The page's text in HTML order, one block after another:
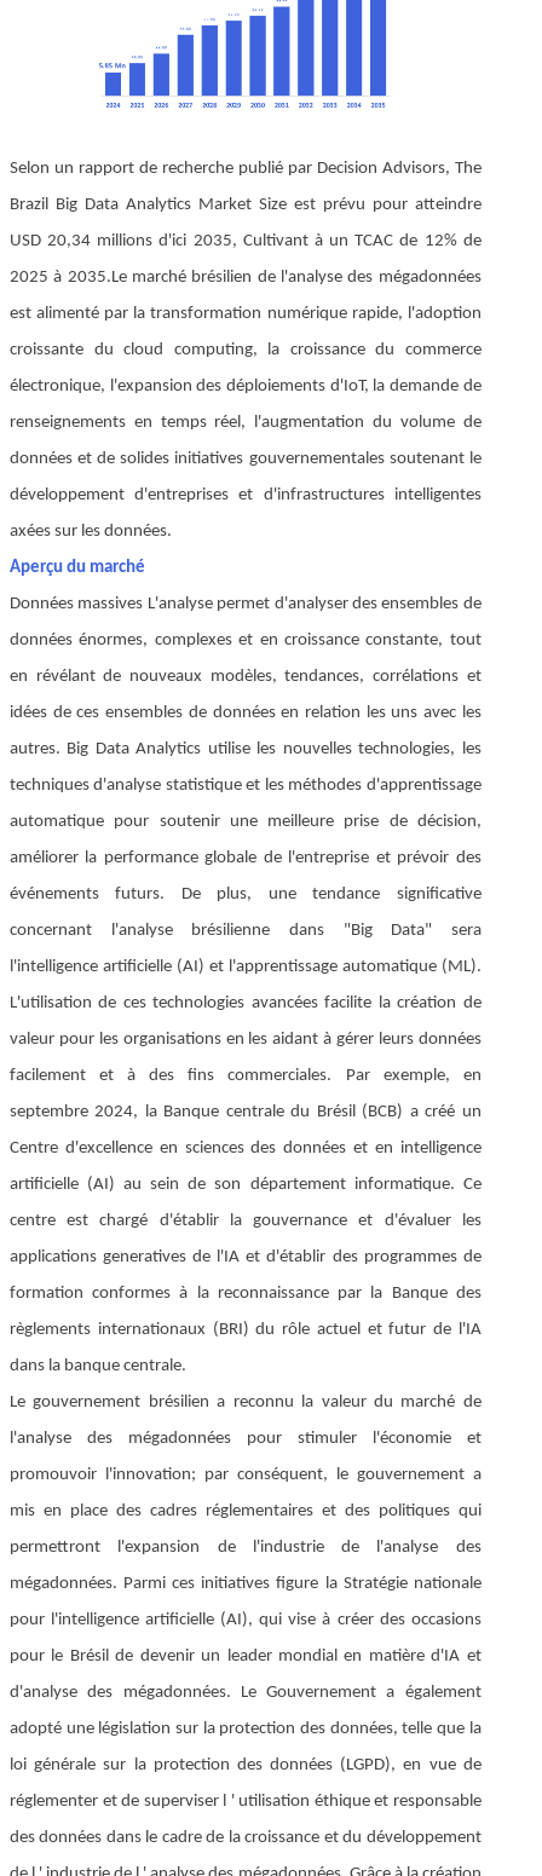
Selon un rapport de recherche publié par Decision Advisors, The
Brazil Big Data Analytics Market Size est prévu pour atteindre
USD 20,34 millions d'ici 2035, Cultivant à un TCAC de 12% de
2025 à 2035.Le marché brésilien de l'analyse des mégadonnées
est alimenté par la transformation numérique rapide, l'adoption
croissante du cloud computing, la croissance du commerce
électronique, l'expansion des déploiements d'IoT, la demande de
renseignements en temps réel, l'augmentation du volume de
données et de solides initiatives gouvernementales soutenant le
développement d'entreprises et d'infrastructures intelligentes
axées sur les données.
Aperçu du marché
Données massives L'analyse permet d'analyser des ensembles de
données énormes, complexes et en croissance constante, tout
en révélant de nouveaux modèles, tendances, corrélations et
idées de ces ensembles de données en relation les uns avec les
autres. Big Data Analytics utilise les nouvelles technologies, les
techniques d'analyse statistique et les méthodes d'apprentissage
automatique pour soutenir une meilleure prise de décision,
améliorer la performance globale de l'entreprise et prévoir des
événements futurs. De plus, une tendance significative
concernant l'analyse brésilienne dans "Big Data" sera
l'intelligence artificielle (AI) et l'apprentissage automatique (ML).
L'utilisation de ces technologies avancées facilite la création de
valeur pour les organisations en les aidant à gérer leurs données
facilement et à des fins commerciales. Par exemple, en
septembre 2024, la Banque centrale du Brésil (BCB) a créé un
Centre d'excellence en sciences des données et en intelligence
artificielle (AI) au sein de son département informatique. Ce
centre est chargé d'établir la gouvernance et d'évaluer les
applications generatives de l'IA et d'établir des programmes de
formation conformes à la reconnaissance par la Banque des
règlements internationaux (BRI) du rôle actuel et futur de l'IA
dans la banque centrale.
Le gouvernement brésilien a reconnu la valeur du marché de
l'analyse des mégadonnées pour stimuler l'économie et
promouvoir l'innovation; par conséquent, le gouvernement a
mis en place des cadres réglementaires et des politiques qui
permettront l'expansion de l'industrie de l'analyse des
mégadonnées. Parmi ces initiatives figure la Stratégie nationale
pour l'intelligence artificielle (AI), qui vise à créer des occasions
pour le Brésil de devenir un leader mondial en matière d'IA et
d'analyse des mégadonnées. Le Gouvernement a également
adopté une législation sur la protection des données, telle que la
loi générale sur la protection des données (LGPD), en vue de
réglementer et de superviser l ' utilisation éthique et responsable
des données dans le cadre de la croissance et du développement